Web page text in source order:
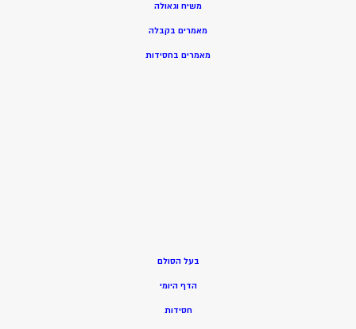
משיח וגאולה
מאמרים בקבלה
מאמרים בחסידות
בעל הסולם
הדף היומי
חסידות